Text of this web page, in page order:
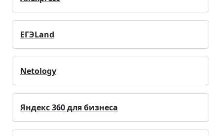
ЕГЭLand
Netology
Яндекс 360 для бизнеса